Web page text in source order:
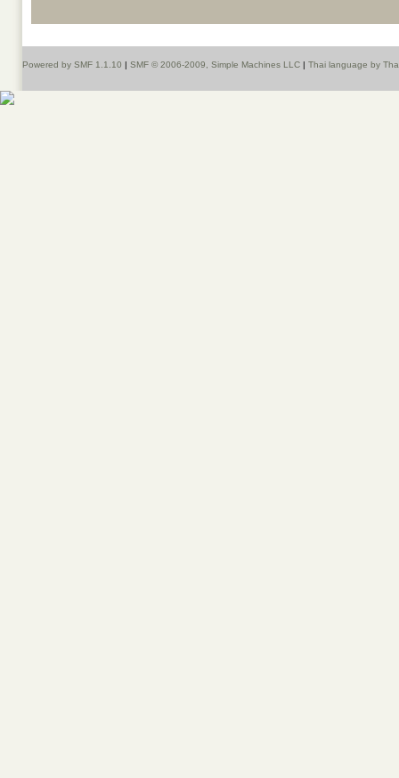
Powered by SMF 1.1.10 | SMF © 2006-2009, Simple Machines LLC | Thai language by